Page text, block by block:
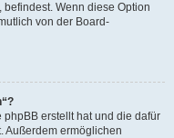
Wenn diese Option
von der Board-
phpBB erstellt hat und die dafür
Außerdem ermöglichen